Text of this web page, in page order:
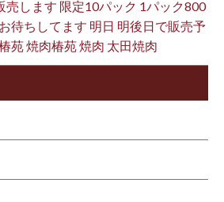
売します 限定10パック 1パック800
待ちしてます 明日 明後日で販売予
苑 焼肉椿苑 焼肉 太田焼肉